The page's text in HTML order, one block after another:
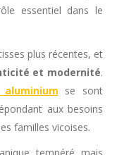
essentiel dans le
plus récentes, et
et modernité.
se sont
aux besoins
familles vicoises.